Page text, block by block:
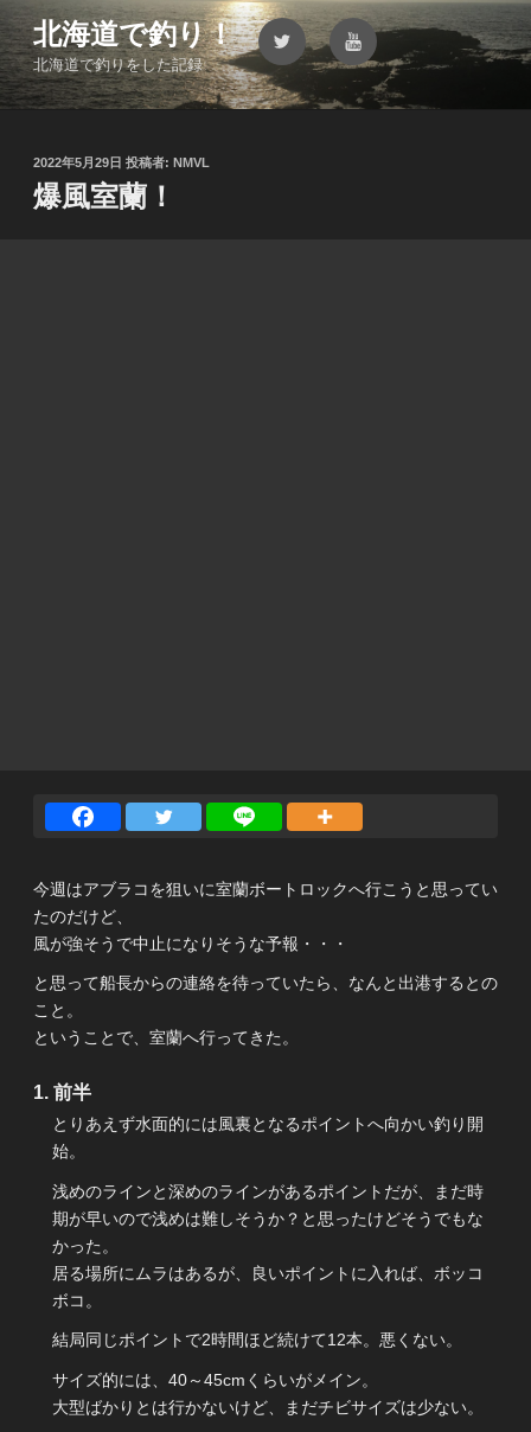
ン
テ
ン
北海道で釣り！
北海道で釣りをした記録
Twitter YouTube
投
稿
日:
2022年5月29日 投稿者: NMVL
爆風室蘭！
今週はアブラコを狙いに室蘭ボートロックへ行こうと思ってい
たのだけど、
風が強そうで中止になりそうな予報・・・
と思って船長からの連絡を待っていたら、なんと出港するとの
こと。
ということで、室蘭へ行ってきた。
前半
とりあえず水面的には風裏となるポイントへ向かい釣り開
始。
浅めのラインと深めのラインがあるポイントだが、まだ時
期が早いので浅めは難しそうか？と思ったけどそうでもな
かった。
居る場所にムラはあるが、良いポイントに入れば、ボッコ
ボコ。
結局同じポイントで2時間ほど続けて12本。悪くない。
サイズ的には、40～45cmくらいがメイン。
大型ばかりとは行かないけど、まだチビサイズは少ない。